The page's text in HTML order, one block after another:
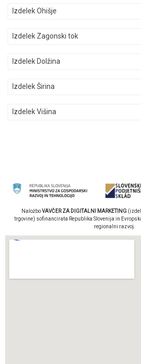
Izdelek Ohišje
Izdelek Zagonski tok
Izdelek Dolžina
Izdelek Širina
Izdelek Višina
NaložboVAVČER ZA DIGITALNI MARKETING
trgovine) sofinancirata Republika Slovenija in
regionalni razvoj.